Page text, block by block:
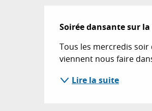
Soirée dansante sur
Tous les mercredis
viennent nous faire
Lire la suite